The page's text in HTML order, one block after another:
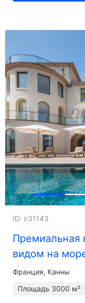
Премиальная
видом на
ID: ir31143
Франция, Канны
Площадь 3000 м²